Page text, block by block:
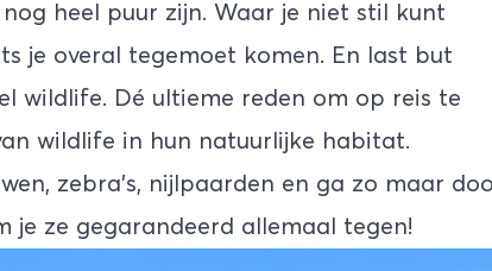
heel puur zijn. Waar je niet stil kunt
je overal tegemoet komen. En last but
wildlife. Dé ultieme reden om op reis te
wildlife in hun natuurlijke habitat.
zebra’s, nijlpaarden en ga zo maar
je ze gegarandeerd allemaal tegen!